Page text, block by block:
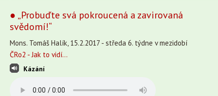
● „Probuďte svá pokroucená a zavirovaná
svědomí!“
Mons. Tomáš Halík, 15.2.2017 - středa 6. týdne v mezidobí
ČRo2 - Jak to vidí...
Kázání